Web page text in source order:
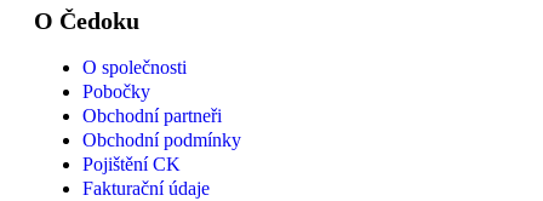
O Čedoku
O společnosti
Pobočky
Obchodní partneři
Obchodní podmínky
Pojištění CK
Fakturační údaje